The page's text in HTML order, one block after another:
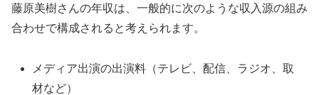
藤原美樹さんの年収は、一般的に次のような収入源の組み
合わせで構成されると考えられます。
メディア出演の出演料（テレビ、配信、ラジオ、取
材など）